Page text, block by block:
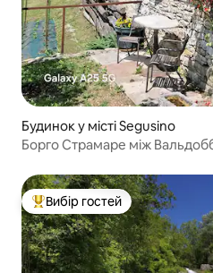
Будинок у місті Segusino
Борго Страмаре між
Топ вибір гостей
Вибір гостей